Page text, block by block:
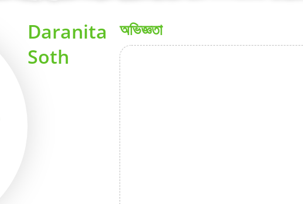
Daranita
Soth
অভিজ্ঞতা